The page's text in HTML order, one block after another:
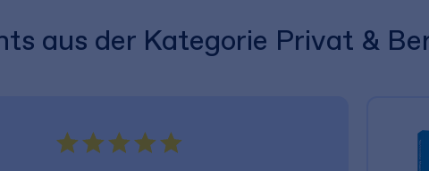
aus der Kategorie Privat &